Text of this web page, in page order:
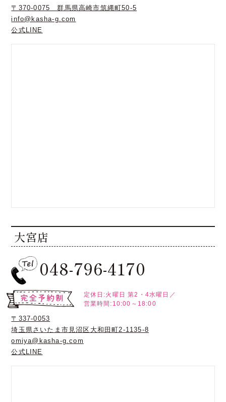
〒370-0075 群馬県高崎市筑縄町50-5
info@kasha-g.com
公式LINE
大宮店
048-796-4170
定休日:火曜日 第2・4水曜日／
営業時間:10:00～18:00
〒337-0053
埼玉県さいたま市見沼区大和田町2-1135-8
omiya@kasha-g.com
公式LINE